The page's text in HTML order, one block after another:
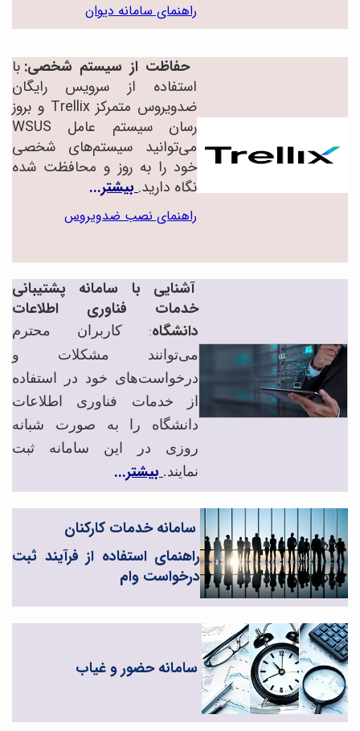
راهنمای سامانه دیوان
حفاظت از سیستم شخصی: با
استفاده از سرویس رایگان
ضدویروس متمرکز Trellix و بروز
رسان سیستم عامل
WSUS
می‌توانید سیستم‌های شخصی
خود را به روز و محافظت شده
نگاه دارید.بیشتر...
راهنمای نصب ضدویروس
آشنایی با سامانه پشتیبانی
خدمات فناوری اطلاعات
دانشگاه:
کاربران محترم
می‌توانند مشکلات و
درخواست‌های خود در استفاده
از خدمات فناوری اطلاعات
دانشگاه را به صورت شبانه
روزی در این سامانه ثبت
نمایند. بیشتر...
سامانه خدمات کارکنان
راهنمای استفاده از فرآیند ثبت
درخواست وام
سامانه حضور و غیاب